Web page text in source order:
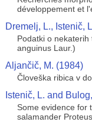
développement et
Dremelj, L., Istenič,
Podatki o
anguinus Laur.)
Aljančič, M. (1984)
Človeška ribica v
Istenič, L. and
Some evidence for
salamander